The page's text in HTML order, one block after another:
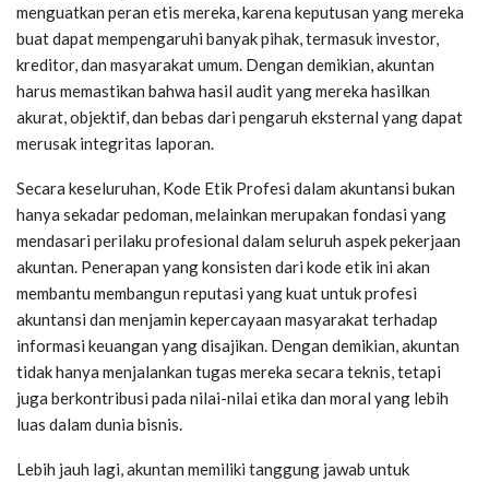
menguatkan peran etis mereka, karena keputusan yang mereka
buat dapat mempengaruhi banyak pihak, termasuk investor,
kreditor, dan masyarakat umum. Dengan demikian, akuntan
harus memastikan bahwa hasil audit yang mereka hasilkan
akurat, objektif, dan bebas dari pengaruh eksternal yang dapat
merusak integritas laporan.
Secara keseluruhan, Kode Etik Profesi dalam akuntansi bukan
hanya sekadar pedoman, melainkan merupakan fondasi yang
mendasari perilaku profesional dalam seluruh aspek pekerjaan
akuntan. Penerapan yang konsisten dari kode etik ini akan
membantu membangun reputasi yang kuat untuk profesi
akuntansi dan menjamin kepercayaan masyarakat terhadap
informasi keuangan yang disajikan. Dengan demikian, akuntan
tidak hanya menjalankan tugas mereka secara teknis, tetapi
juga berkontribusi pada nilai-nilai etika dan moral yang lebih
luas dalam dunia bisnis.
Lebih jauh lagi, akuntan memiliki tanggung jawab untuk